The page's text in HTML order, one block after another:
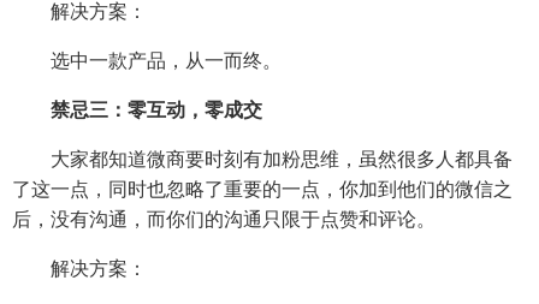
解决方案：
选中一款产品，从一而终。
禁忌三：零互动，零成交
大家都知道微商要时刻有加粉思维，虽然很多人都具备
了这一点，同时也忽略了重要的一点，你加到他们的微信之
后，没有沟通，而你们的沟通只限于点赞和评论。
解决方案：